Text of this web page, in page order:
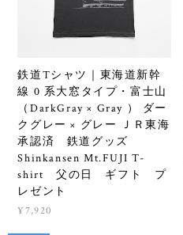
鉄道Tシャツ｜東海道新幹
線 0 系大窓タイプ・富士山
（DarkGray × Gray ） ダー
クグレー × グレー ＪＲ東海
承認済 鉄道グッズ
Shinkansen Mt.FUJI T-
shirt 父の日 ギフト プ
レゼント
¥7,920